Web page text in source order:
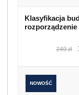
Klasyfikacja
249 zł
NOWOŚĆ